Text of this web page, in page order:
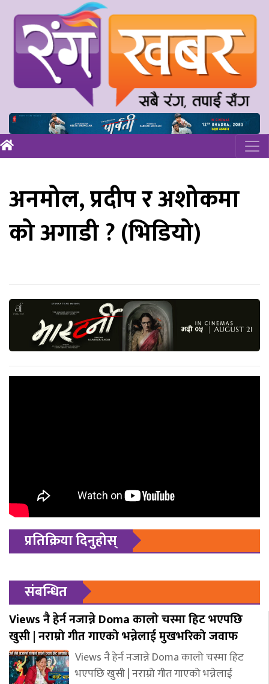
अनमोल, प्रदीप र अशोकमा
को अगाडी ? (भिडियो)
प्रतिक्रिया दिनुहोस्
संबन्धित
Views नै हेर्न नजान्ने Doma कालो चस्मा हिट भएपछि
खुसी | नराम्रो गीत गाएको भन्नेलाई मुखभरिको जवाफ
Views नै हेर्न नजान्ने Doma कालो चस्मा हिट
भएपछि खुसी | नराम्रो गीत गाएको भन्नेलाई